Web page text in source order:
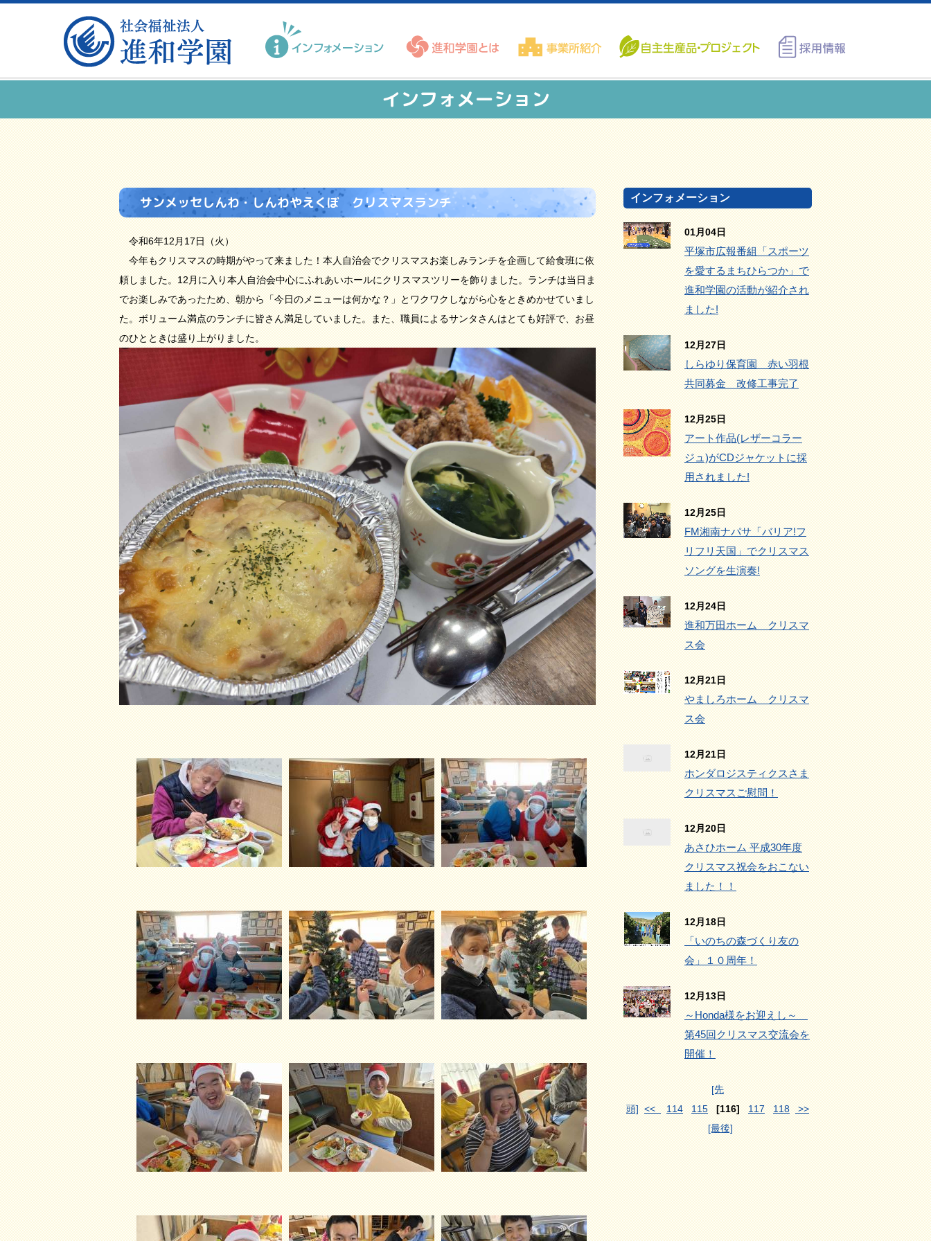
インフォメーション
サンメッセしんわ・しんわやえくぼ クリスマスランチ
令和6年12月17日（火）
今年もクリスマスの時期がやって来ました！本人自治会でクリスマスお楽しみランチを企画して給食班に依
頼しました。12月に入り本人自治会中心にふれあいホールにクリスマスツリーを飾りました。ランチは当日ま
でお楽しみであったため、朝から「今日のメニューは何かな？」とワクワクしながら心をときめかせていまし
た。ボリューム満点のランチに皆さん満足していました。また、職員によるサンタさんはとても好評で、お昼
のひとときは盛り上がりました。
インフォメーション
01月04日
平塚市広報番組「スポーツ
を愛するまちひらつか」で
進和学園の活動が紹介され
ました!
12月27日
しらゆり保育園 赤い羽根
共同募金 改修工事完了
12月25日
アート作品(レザーコラー
ジュ)がCDジャケットに採
用されました!
12月25日
FM湘南ナパサ「バリア!フ
リフリ天国」でクリスマス
ソングを生演奏!
12月24日
進和万田ホーム クリスマ
ス会
12月21日
やましろホーム クリスマ
ス会
12月21日
ホンダロジスティクスさま
クリスマスご慰問！
12月20日
あさひホーム 平成30年度
クリスマス祝会をおこない
ました！！
12月18日
「いのちの森づくり友の
会」１０周年！
12月13日
～Honda様をお迎えし～
第45回クリスマス交流会を
開催！
[先
頭] << 114 115 [116] 117 118
>>
[最後]